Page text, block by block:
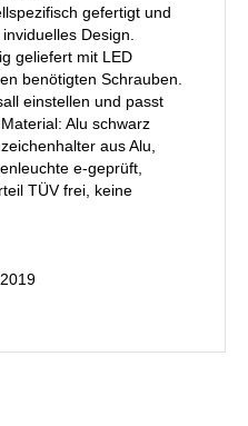
gefertigt und
Design.
geliefert mit LED
benötigten Schrauben.
einstellen und passt
Alu schwarz
aus Alu,
e-geprüft,
TÜV frei, keine